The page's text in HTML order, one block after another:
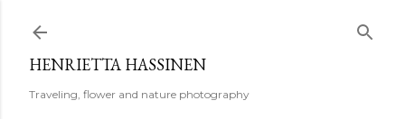
HENRIETTA HASSINEN
Traveling, flower and nature photography